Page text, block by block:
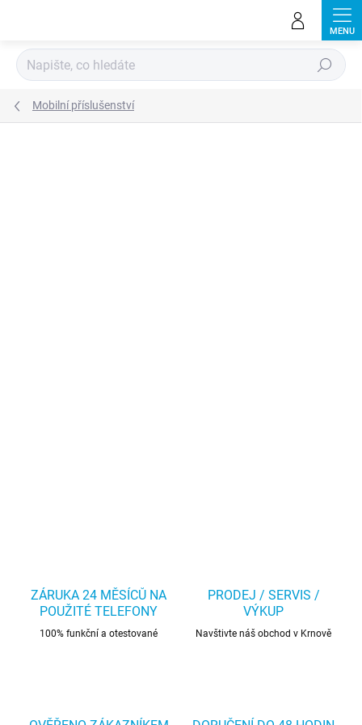
Hledat
Mobilní příslušenství
ZÁRUKA 24 MĚSÍCŮ NA
POUŽITÉ TELEFONY
100% funkční a otestované
PRODEJ / SERVIS /
VÝKUP
Navštivte náš obchod v Krnově